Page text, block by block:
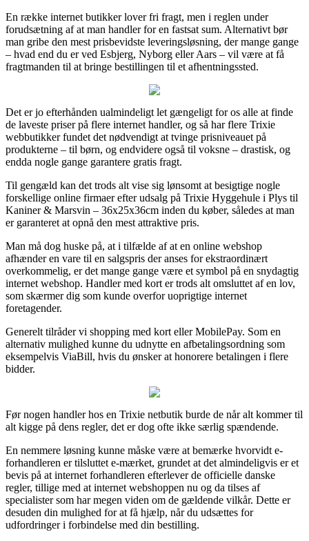
En række internet butikker lover fri fragt, men i reglen under
forudsætning af at man handler for en fastsat sum. Alternativt bør
man gribe den mest prisbevidste leveringsløsning, der mange gange
– hvad end du er ved Esbjerg, Nyborg eller Aars – vil være at få
fragtmanden til at bringe bestillingen til et afhentningssted.
Det er jo efterhånden ualmindeligt let gængeligt for os alle at finde
de laveste priser på flere internet handler, og så har flere Trixie
webbutikker fundet det nødvendigt at tvinge prisniveauet på
produkterne – til børn, og endvidere også til voksne – drastisk, og
endda nogle gange garantere gratis fragt.
Til gengæld kan det trods alt vise sig lønsomt at besigtige nogle
forskellige online firmaer efter udsalg på Trixie Hyggehule i Plys til
Kaniner & Marsvin – 36x25x36cm inden du køber, således at man
er garanteret at opnå den mest attraktive pris.
Man må dog huske på, at i tilfælde af at en online webshop
afhænder en vare til en salgspris der anses for ekstraordinært
overkommelig, er det mange gange være et symbol på en snydagtig
internet webshop. Handler med kort er trods alt omsluttet af en lov,
som skærmer dig som kunde overfor uoprigtige internet
foretagender.
Generelt tilråder vi shopping med kort eller MobilePay. Som en
alternativ mulighed kunne du udnytte en afbetalingsordning som
eksempelvis ViaBill, hvis du ønsker at honorere betalingen i flere
bidder.
Før nogen handler hos en Trixie netbutik burde de når alt kommer til
alt kigge på dens regler, det er dog ofte ikke særlig spændende.
En nemmere løsning kunne måske være at bemærke hvorvidt e-
forhandleren er tilsluttet e-mærket, grundet at det almindeligvis er et
bevis på at internet forhandleren efterlever de officielle danske
regler, tillige med at internet webshoppen nu og da tilses af
specialister som har megen viden om de gældende vilkår. Dette er
desuden din mulighed for at få hjælp, når du udsættes for
udfordringer i forbindelse med din bestilling.